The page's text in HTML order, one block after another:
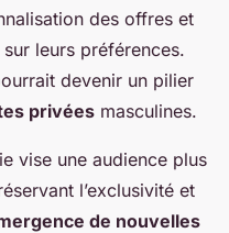
des offres et
leurs préférences.
devenir un pilier
privées masculines.
vise une audience plus
l’exclusivité et
de nouvelles